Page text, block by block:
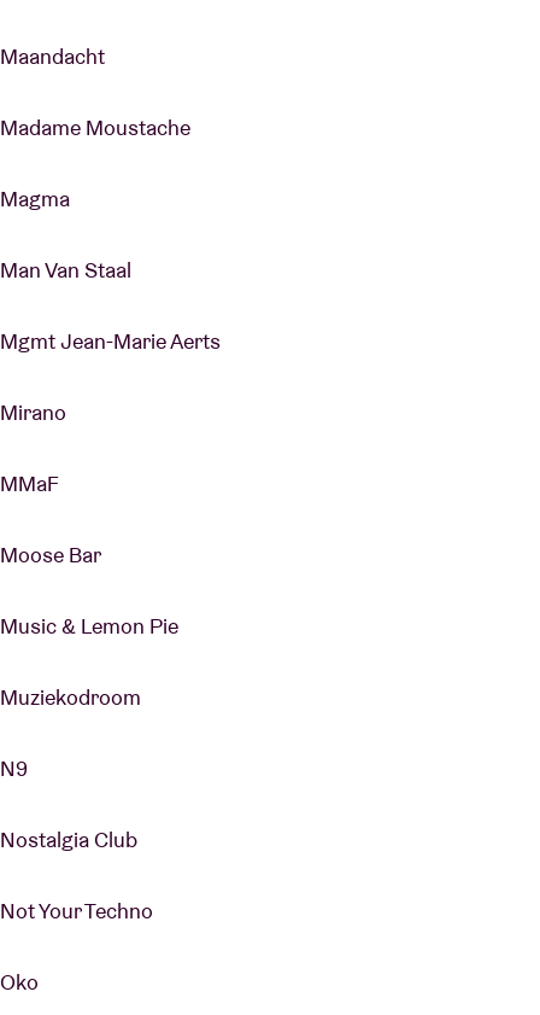
Maandacht
Madame Moustache
Magma
Man Van Staal
Mgmt Jean-Marie Aerts
Mirano
MMaF
Moose Bar
Music & Lemon Pie
Muziekodroom
N9
Nostalgia Club
Not Your Techno
Oko